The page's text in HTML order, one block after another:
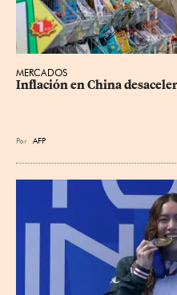
MERCADOS
Inflación en China
Por AFP